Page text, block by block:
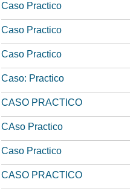
Caso Practico
Caso Practico
Caso Practico
Caso: Practico
CASO PRACTICO
CAso Practico
Caso Practico
CASO PRACTICO